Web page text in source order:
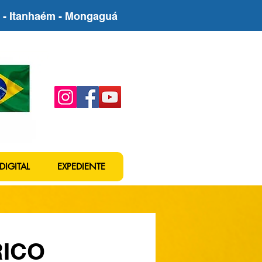
Itanhaém - Mongaguá
EXPEDIENTE